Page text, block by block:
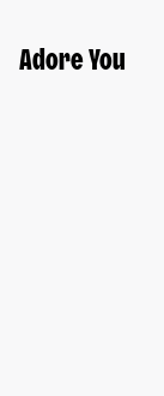
Adore You